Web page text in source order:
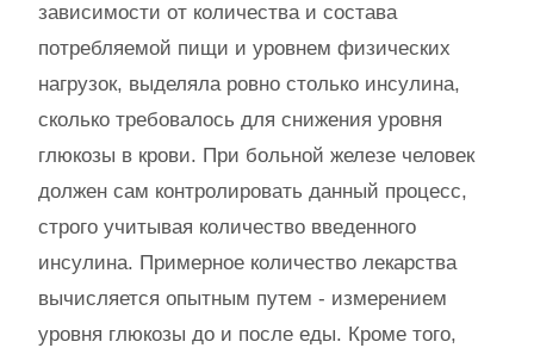
зависимости от количества и состава
потребляемой пищи и уровнем физических
нагрузок, выделяла ровно столько инсулина,
сколько требовалось для снижения уровня
глюкозы в крови. При больной железе человек
должен сам контролировать данный процесс,
строго учитывая количество введенного
инсулина. Примерное количество лекарства
вычисляется опытным путем - измерением
уровня глюкозы до и после еды. Кроме того,